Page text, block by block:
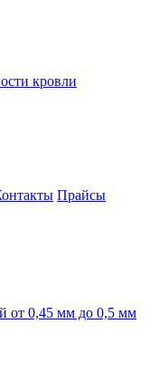
кровли
Прайсы
от 0,45 мм до 0,5 мм